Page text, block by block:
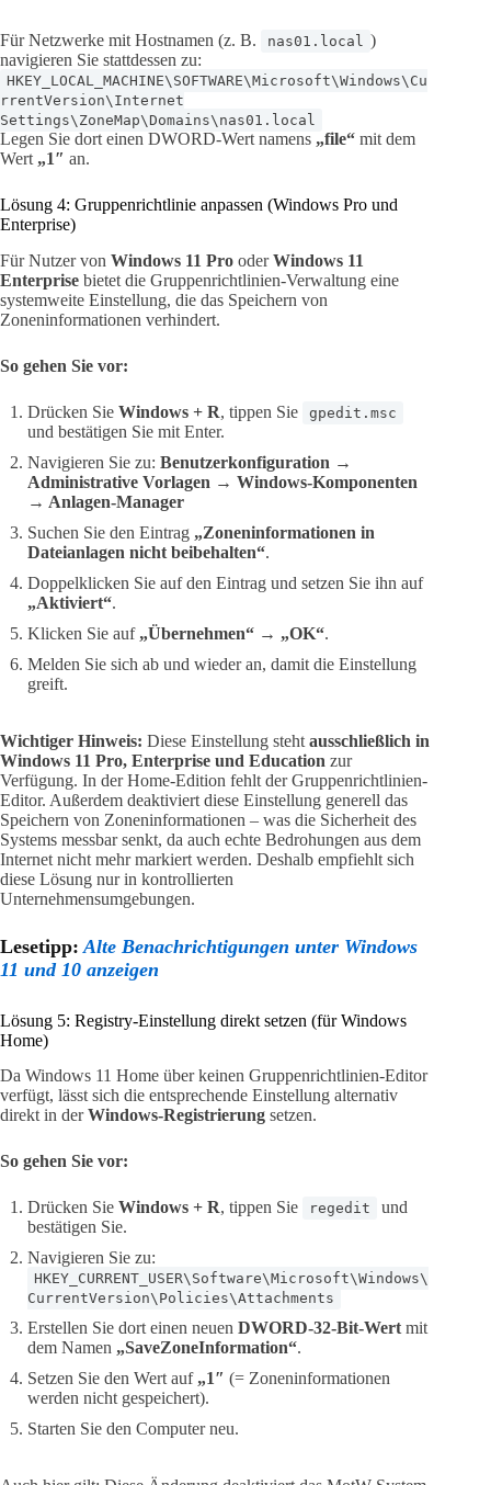
Für Netzwerke mit Hostnamen (z. B. nas01.local )
navigieren Sie stattdessen zu:
HKEY_LOCAL_MACHINE\SOFTWARE\Microsoft\Windows\Cu
rrentVersion\Internet
Settings\ZoneMap\Domains\nas01.local
Legen Sie dort einen DWORD-Wert namens „file“ mit dem
Wert „1″ an.
Lösung 4: Gruppenrichtlinie anpassen (Windows Pro und
Enterprise)
Für Nutzer von Windows 11 Pro oderWindows 11
Enterprise bietet die Gruppenrichtlinien-Verwaltung eine
systemweite Einstellung, die das Speichern von
Zoneninformationen verhindert.
So gehen Sie vor:
Drücken Sie Windows + R, tippen Sie gpedit.msc
und bestätigen Sie mit Enter.
Navigieren Sie zu: Benutzerkonfiguration →
Administrative Vorlagen → Windows-Komponenten
→ Anlagen-Manager
Suchen Sie den Eintrag „Zoneninformationen in
Dateianlagen nicht beibehalten“.
Doppelklicken Sie auf den Eintrag und setzen Sie ihn auf
„Aktiviert“.
Klicken Sie auf „Übernehmen“ → „OK“.
Melden Sie sich ab und wieder an, damit die Einstellung
greift.
Wichtiger Hinweis: Diese Einstellung steht ausschließlich in
Windows 11 Pro, Enterprise und Education zur
Verfügung. In der Home-Edition fehlt der Gruppenrichtlinien-
Editor. Außerdem deaktiviert diese Einstellung generell das
Speichern von Zoneninformationen – was die Sicherheit des
Systems messbar senkt, da auch echte Bedrohungen aus dem
Internet nicht mehr markiert werden. Deshalb empfiehlt sich
diese Lösung nur in kontrollierten
Unternehmensumgebungen.
Lesetipp: Alte Benachrichtigungen unter Windows
11 und 10 anzeigen
Lösung 5: Registry-Einstellung direkt setzen (für Windows
Home)
Da Windows 11 Home über keinen Gruppenrichtlinien-Editor
verfügt, lässt sich die entsprechende Einstellung alternativ
direkt in derWindows-Registrierung setzen.
So gehen Sie vor:
Drücken Sie Windows + R, tippen Sie regedit
und
bestätigen Sie.
Navigieren Sie zu:
HKEY_CURRENT_USER\Software\Microsoft\Windows\
CurrentVersion\Policies\Attachments
Erstellen Sie dort einen neuen DWORD-32-Bit-Wert mit
dem Namen „SaveZoneInformation“.
Setzen Sie den Wert auf „1″ (= Zoneninformationen
werden nicht gespeichert).
Starten Sie den Computer neu.